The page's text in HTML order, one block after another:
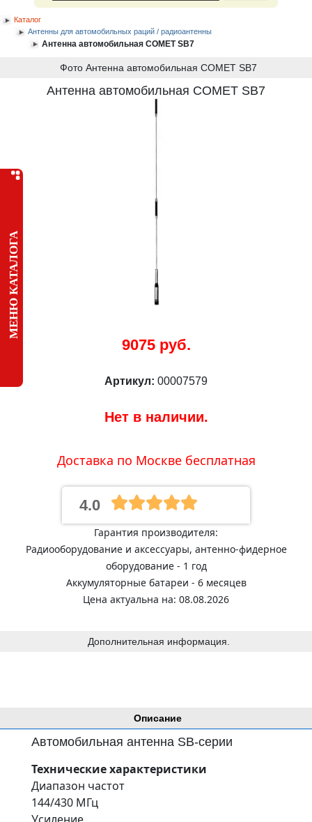
МЕНЮ КАТАЛОГА
Описание
Автомобильная антенна SB-серии
Технические характеристики
Диапазон частот
144/430 МГц
Каталог
Антенны для автомобильных раций / радиоантенны
Антенна автомобильная COMET SB7
Фото Антенна автомобильная COMET SB7
Антенна автомобильная COMET SB7
9075 руб.
Артикул: 00007579
Нет в наличии.
Доставка по Москве бесплатная
4.0
Гарантия производителя:
Радиооборудование и аксессуары, антенно-фидерное
оборудование - 1 год
Аккумуляторные батареи - 6 месяцев
Цена актуальна на: 08.08.2026
Дополнительная информация.